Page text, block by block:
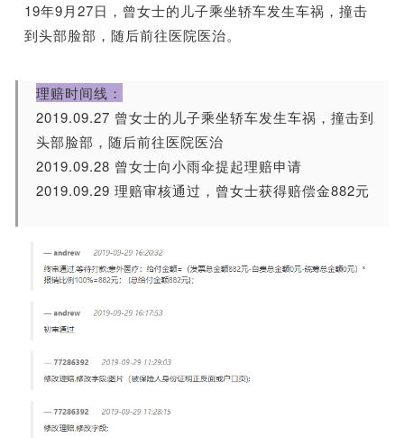
19年9月27日，曾女士的儿子乘坐轿车发生车祸，撞击
到头部脸部，随后前往医院医治。
理赔时间线：
2019.09.27 曾女士的儿子乘坐轿车发生车祸，撞击到
头部脸部，随后前往医院医治
2019.09.28 曾女士向小雨伞提起理赔申请
2019.09.29 理赔审核通过，曾女士获得赔偿金882元